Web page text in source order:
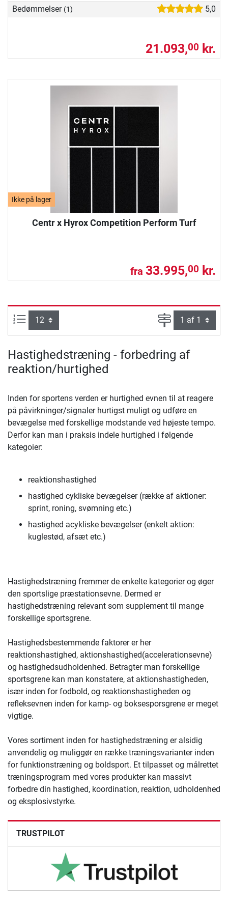
Bedømmelser (1) 5,0
21.093,00 kr.
Ikke på lager
Centr x Hyrox Competition Perform Turf
fra 33.995,00 kr.
Artikel pr. side: Side
TRUSTPILOT
Hastighedstræning - forbedring af
reaktion/hurtighed
Inden for sportens verden er hurtighed evnen til at reagere
på påvirkninger/signaler hurtigst muligt og udføre en
bevægelse med forskellige modstande ved højeste tempo.
Derfor kan man i praksis indele hurtighed i følgende
kategoier:
reaktionshastighed
hastighed cykliske bevægelser (række af aktioner:
sprint, roning, svømning etc.)
hastighed acykliske bevægelser (enkelt aktion:
kuglestød, afsæt etc.)
Hastighedstræning fremmer de enkelte kategorier og øger
den sportslige præstationsevne. Dermed er
hastighedstræning relevant som supplement til mange
forskellige sportsgrene.
Hastighedsbestemmende faktorer er her
reaktionshastighed, aktionshastighed(accelerationsevne)
og hastighedsudholdenhed. Betragter man forskellige
sportsgrene kan man konstatere, at aktionshastigheden,
især inden for fodbold, og reaktionshastigheden og
refleksevnen inden for kamp- og boksesporsgrene er meget
vigtige.
Vores sortiment inden for hastighedstræning er alsidig
anvendelig og muliggør en række træningsvarianter inden
for funktionstræning og boldsport. Et tilpasset og målrettet
træningsprogram med vores produkter kan massivt
forbedre din hastighed, koordination, reaktion, udholdenhed
og eksplosivstyrke.